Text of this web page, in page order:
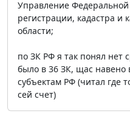
Управление
регистрации, кадастра и
области;
по ЗК РФ я так понял нет
было в 36 ЗК, щас навено
субъектам РФ (читал где
сей счет)